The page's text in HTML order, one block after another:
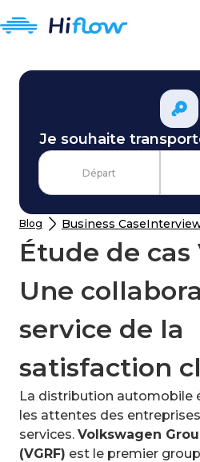
Blog Business Case
Étude de cas
Une
service de la
satisfaction
La distribution automobile
les attentes des
services. Volkswagen
(VGRF) est le premier
Je souhaite